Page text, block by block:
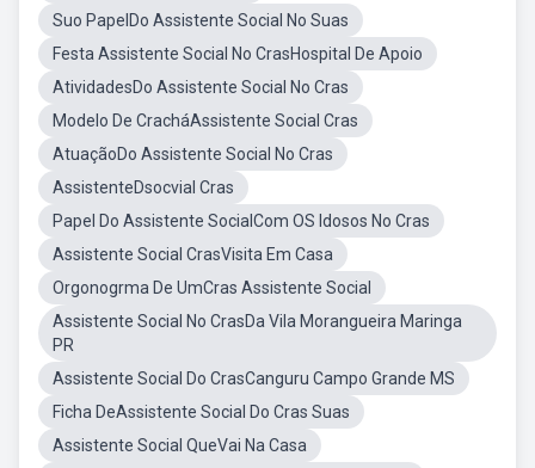
Suo PapelDo Assistente Social No Suas
Festa Assistente Social No CrasHospital De Apoio
AtividadesDo Assistente Social No Cras
Modelo De CracháAssistente Social Cras
AtuaçãoDo Assistente Social No Cras
AssistenteDsocvial Cras
Papel Do Assistente SocialCom OS Idosos No Cras
Assistente Social CrasVisita Em Casa
Orgonogrma De UmCras Assistente Social
Assistente Social No CrasDa Vila Morangueira Maringa
PR
Assistente Social Do CrasCanguru Campo Grande MS
Ficha DeAssistente Social Do Cras Suas
Assistente Social QueVai Na Casa